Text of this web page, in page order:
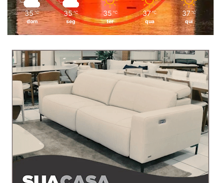
35 ℃
dom
35 ℃
seg
35 ℃
ter
37 ℃
qua
37 ℃
qui